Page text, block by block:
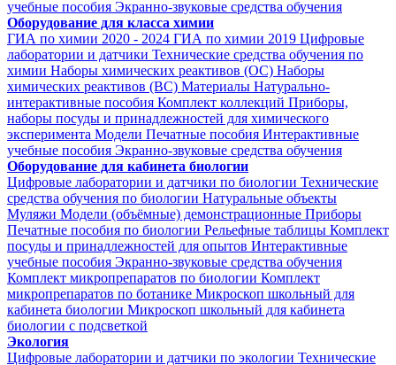
учебные пособия Экранно-звуковые средства обучения
Оборудование для класса химии
ГИА по химии 2020 - 2024 ГИА по химии 2019 Цифровые
лаборатории и датчики Технические средства обучения по
химии Наборы химических реактивов (ОС) Наборы
химических реактивов (ВС) Материалы Натурально-
интерактивные пособия Комплект коллекций Приборы,
наборы посуды и принадлежностей для химического
эксперимента Модели Печатные пособия Интерактивные
учебные пособия Экранно-звуковые средства обучения
Оборудование для кабинета биологии
Цифровые лаборатории и датчики по биологии Технические
средства обучения по биологии Натуральные объекты
Муляжи Модели (объёмные) демонстрационные Приборы
Печатные пособия по биологии Рельефные таблицы Комплект
посуды и принадлежностей для опытов Интерактивные
учебные пособия Экранно-звуковые средства обучения
Комплект микропрепаратов по биологии Комплект
микропрепаратов по ботанике Микроскоп школьный для
кабинета биологии Микроскоп школьный для кабинета
биологии с подсветкой
Экология
Цифровые лаборатории и датчики по экологии Технические